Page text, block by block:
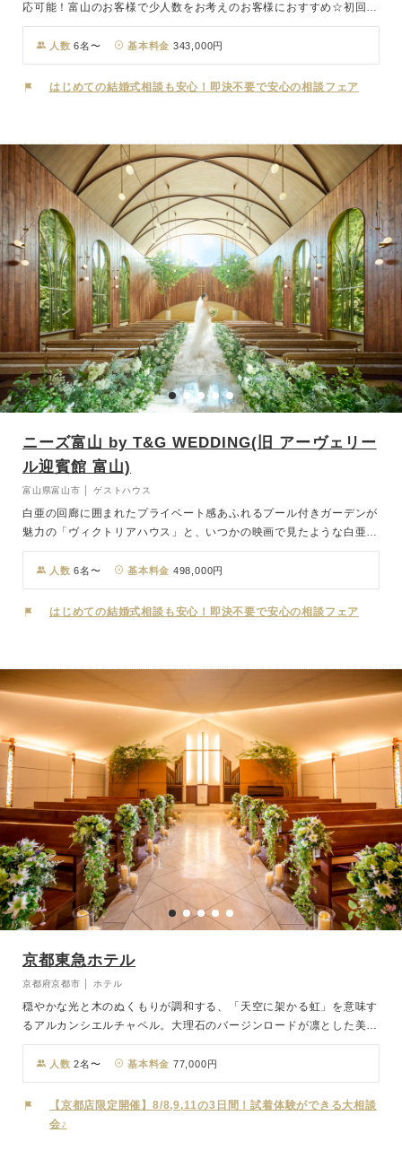
応可能！富山のお客様で少人数をお考えのお客様におすすめ☆初回の
ご相談＆衣装合わせは全国の他の店舗からも可能！※結婚式の内容の
お打ち合わせはホテル様とのやりとりになります。
人数 6名〜 基本料金 343,000円
はじめての結婚式相談も安心！即決不要で安心の相談フェア
ニーズ富山 by T&G WEDDING(旧 アーヴェリー
ル迎賓館 富山)
富山県富山市 │ ゲストハウス
白亜の回廊に囲まれたプライベート感あふれるプール付きガーデンが
魅力の「ヴィクトリアハウス」と、いつかの映画で見たような白亜の
一軒家で、白の美しさに包まれるような純白の空間が広がる「ホワイ
トハウス」。門をくぐった先に現れる2つの邸宅から、おふたりが想
い描くイメージに合わせてお選び頂けます。一軒家貸切のとびきりの
プライベート空間は、エントランスからガーデン、披露宴会場までト
人数 6名〜 基本料金 498,000円
はじめての結婚式相談も安心！即決不要で安心の相談フェア
京都東急ホテル
京都府京都市 │ ホテル
穏やかな光と木のぬくもりが調和する、「天空に架かる虹」を意味す
るアルカンシエルチャペル。大理石のバージンロードが凛とした美し
さを際立たせ、やわらかな自然光が祭壇を包み込みます。ホテルなら
ではの行き届いたホスピタリティに見守られながら、ゲストの心に深
く刻まれる厳かで温もりあるセレモニーが叶います。祝宴では、京都
の風土が育んだ上質な食材を用い、フランス料理から和食懐石まで多
彩なコースをご用意。巨匠・三國清三シェフ監修の特別メニューをは
人数 2名〜 基本料金 77,000円
【京都店限定開催】8/8,9,11の3日間！試着体験ができる大相談
会♪